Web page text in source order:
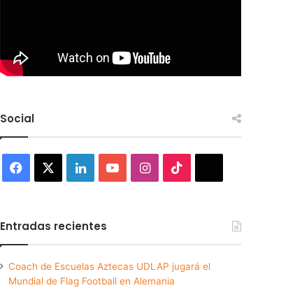
Social
Facebook LinkedInYouTubeInstagram
Entradas recientes
Coach de Escuelas Aztecas UDLAP jugará el
Mundial de Flag Football en Alemania